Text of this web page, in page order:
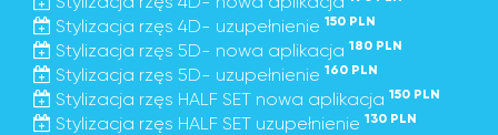
Stylizacja rzęs 4D- uzupełnienie 150 PLN
Stylizacja rzęs 5D- nowa aplikacja 180 PLN
Stylizacja rzęs 5D- uzupełnienie 160 PLN
Stylizacja rzęs HALF SET nowa aplikacja 150 PLN
Stylizacja rzęs HALF SET uzupełnienie 130 PLN